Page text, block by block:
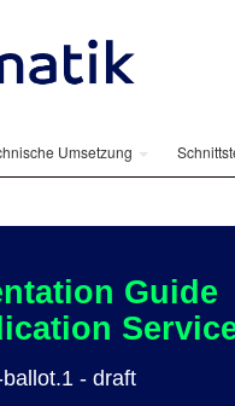
Umsetzung
Guide
- draft